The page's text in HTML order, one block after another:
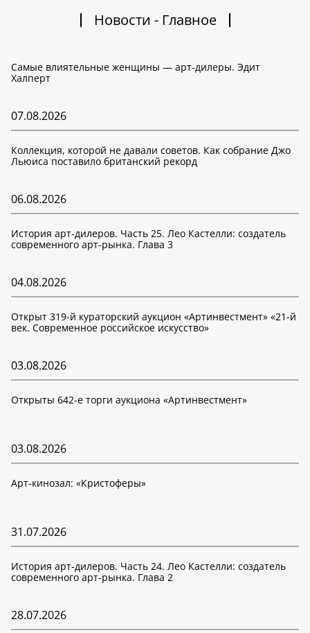
Новости - Главное
Самые влиятельные женщины — арт-дилеры. Эдит
Халперт
07.08.2026
Коллекция, которой не давали советов. Как собрание Джо
Льюиса поставило британский рекорд
06.08.2026
История арт-дилеров. Часть 25. Лео Кастелли: создатель
современного арт-рынка. Глава 3
04.08.2026
Открыт 319-й кураторский аукцион «Артинвестмент» «21-й
век. Современное российское искусство»
03.08.2026
Открыты 642-е торги аукциона «Артинвестмент»
03.08.2026
Арт-кинозал: «Кристоферы»
31.07.2026
История арт-дилеров. Часть 24. Лео Кастелли: создатель
современного арт-рынка. Глава 2
28.07.2026